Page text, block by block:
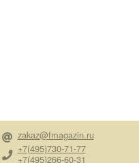
zakaz@fmagazin.ru
+7(495)730-71-77
+7(495)266-60-31